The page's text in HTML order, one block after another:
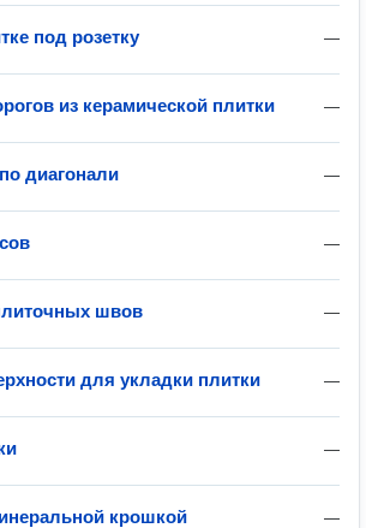
—
под розетку
—
из керамической плитки
—
диагонали
—
—
швов
—
для укладки плитки
—
—
крошкой